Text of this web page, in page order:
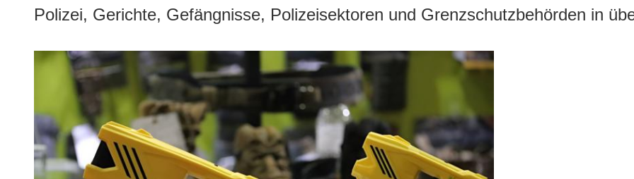
Polizei, Gerichte, Gefängnisse, Polizeisektoren und Grenzschutzbehörden in